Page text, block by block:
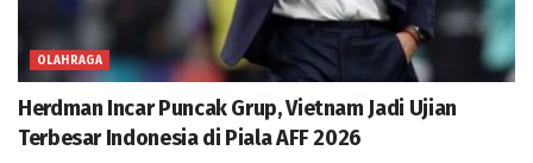
OLAHRAGA
Herdman Incar Puncak Grup, Vietnam Jadi Ujian
Terbesar Indonesia di Piala AFF 2026